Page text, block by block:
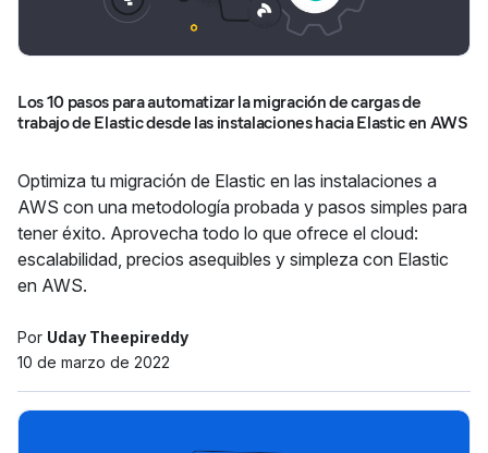
Los 10 pasos para automatizar la migración de cargas de
trabajo de Elastic desde las instalaciones hacia Elastic en AWS
Optimiza tu migración de Elastic en las instalaciones a
AWS con una metodología probada y pasos simples para
tener éxito. Aprovecha todo lo que ofrece el cloud:
escalabilidad, precios asequibles y simpleza con Elastic
en AWS.
Por Uday Theepireddy
10 de marzo de 2022